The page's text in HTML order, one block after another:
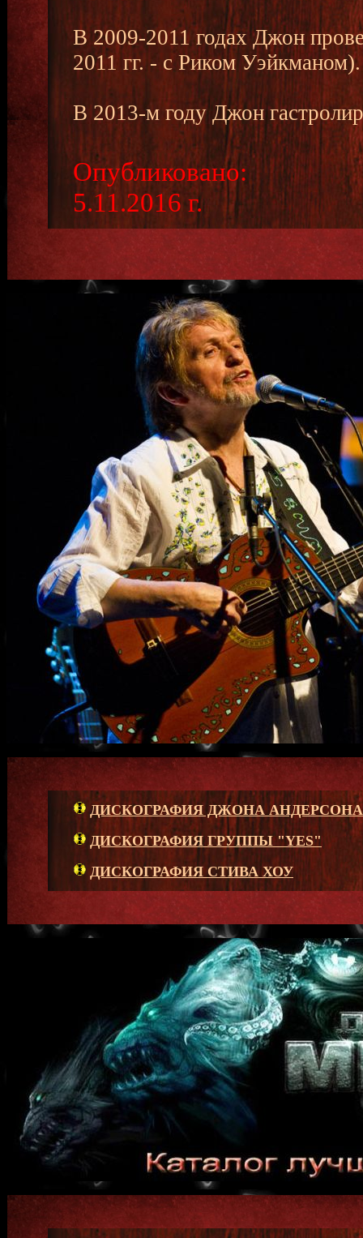
В 2009-2011 годах Джон
2011 гг. - с Риком Уэйкманом).
В 2013-м году Джон
Опубликовано:
5.11.2016 г.
ДИСКОГРАФИЯ ДЖОНА АНДЕРСОНА
ДИСКОГРАФИЯ ГРУППЫ "YES"
ДИСКОГРАФИЯ СТИВА ХОУ